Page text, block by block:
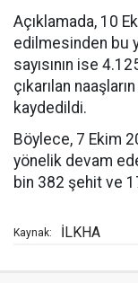
Açıklamada, 10
edilmesinden bu
sayısının ise
çıkarılan
kaydedildi.
Böylece, 7 Ekim
yönelik devam
bin 382 şehit ve
Kaynak: İLKHA